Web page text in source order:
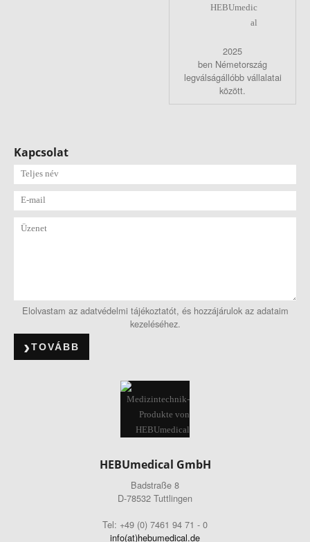
2025
ben Németország
legválságállóbb vállalatai
között.
Kapcsolat
Elolvastam az adatvédelmi tájékoztatót, és hozzájárulok az adataim
kezeléséhez.
TOVÁBB
HEBUmedical GmbH
Badstraße 8
D-78532 Tuttlingen
Tel: +49 (0) 7461 94 71 - 0
info(at)hebumedical.de